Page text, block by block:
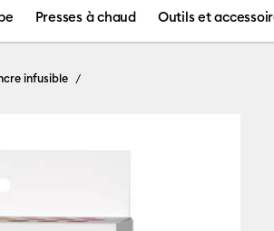
Presses à chaud Outils et
infusible